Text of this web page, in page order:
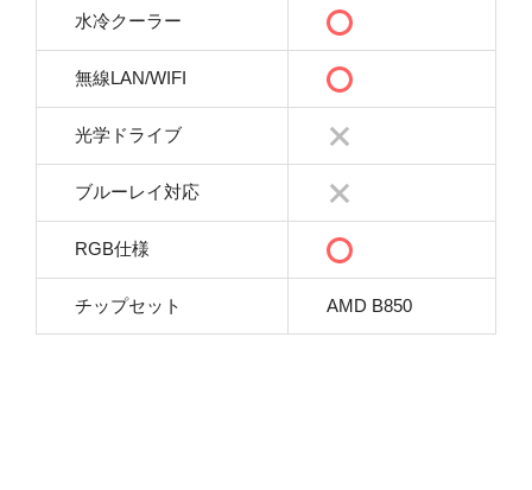
水冷クーラー
無線LAN/WIFI
光学ドライブ
ブルーレイ対応
RGB仕様
チップセット AMD B850